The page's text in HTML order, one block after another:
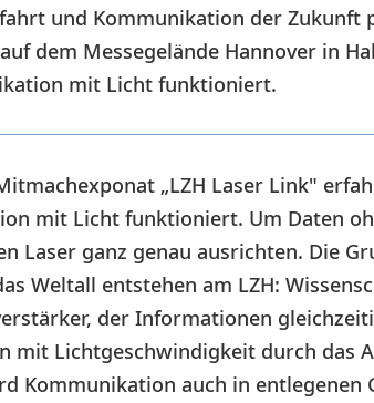
und Kommunikation der Zukunft
dem Messegelände Hannover in
mit Licht funktioniert.
„LZH Laser Link"
mit Licht funktioniert. Um Daten
Laser ganz genau ausrichten. Die
Weltall entstehen am LZH:
der Informationen
mit Lichtgeschwindigkeit durch das
Kommunikation auch in entlegenen